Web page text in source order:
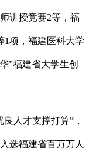
讲授竞赛2等，福
1项，福建医科大学
”福建省大学生创
人才支撑打算”，
选福建省百万万人